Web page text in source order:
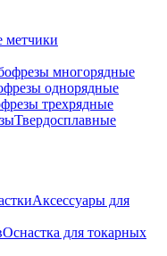
многорядные
однорядные
трехрядные
Твердосплавные
Аксессуары для
Оснастка для токарных